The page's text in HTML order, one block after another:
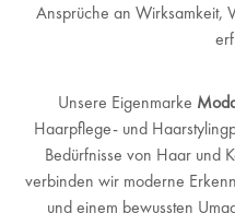
Ansprüche an Wirksamkeit,
Unsere Eigenmarke
Haarpflege- und
Bedürfnisse von Haar und
verbinden wir moderne
und einem bewussten